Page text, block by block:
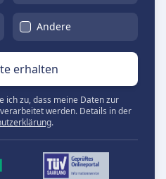
Andere
erhalten
ich zu, dass meine Daten zur
werden. Details in der
.